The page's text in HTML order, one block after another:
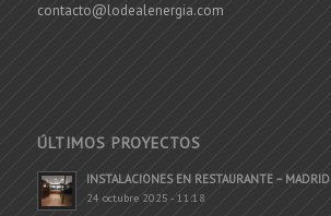
contacto@lodealenergia.com
ÚLTIMOS PROYECTOS
INSTALACIONES EN RESTAURANTE – MADRID
24 octubre 2025 - 11:18